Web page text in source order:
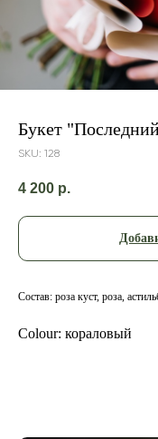
Букет
SKU: 128
4 200 р.
Состав: роза куст, роза,
Colour: кораловый